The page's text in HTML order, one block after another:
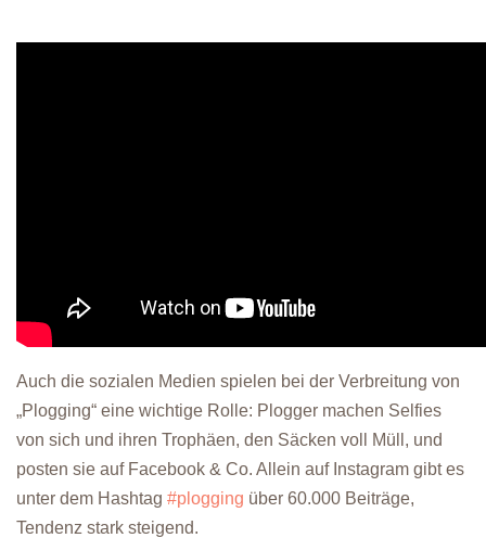
Auch die sozialen Medien spielen bei der Verbreitung von
„Plogging“ eine wichtige Rolle: Plogger machen Selfies
von sich und ihren Trophäen, den Säcken voll Müll, und
posten sie auf Facebook & Co. Allein auf Instagram gibt es
unter dem Hashtag #plogging über 60.000 Beiträge,
Tendenz stark steigend.